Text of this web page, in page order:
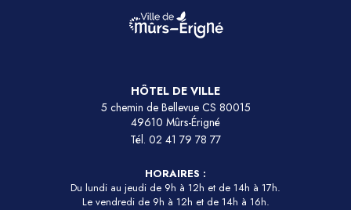
HÔTEL DE VILLE
5 chemin de Bellevue CS 80015
49610 Mûrs-Érigné
Tél. 02 41 79 78 77
HORAIRES :
Du lundi au jeudi de 9h à 12h et de 14h à 17h.
Le vendredi de 9h à 12h et de 14h à 16h.